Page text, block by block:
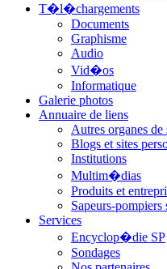
T�l�chargements
Documents
Graphisme
Audio
Vid�os
Informatique
Galerie photos
Annuaire de liens
Autres organes de
Blogs et sites
Institutions
Multim�dias
Produits et
Sapeurs-pompiers
Services
Encyclop�die SP
Sondages